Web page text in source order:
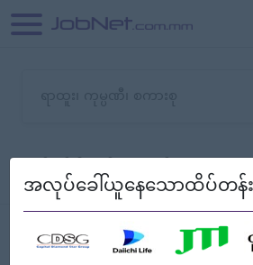
သော အလုပ်မရှိသေးပါ။
စစ်
အလုပ်ခေါ်ယူနေသောထိပ်တန်း